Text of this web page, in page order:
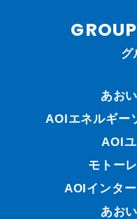
グ
あお
AOIエネルギー
AOI
モトー
AOIインタ
あお